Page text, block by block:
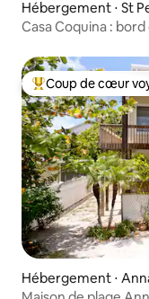
Hébergement ⋅ St
Casa Coquina :
Coups de cœur
Coup de cœur
Hébergement ⋅